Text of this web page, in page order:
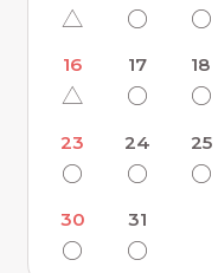
△ 〇 〇
16
△
17
〇
18
〇
23
〇
24
〇
25
〇
30
〇
31
〇